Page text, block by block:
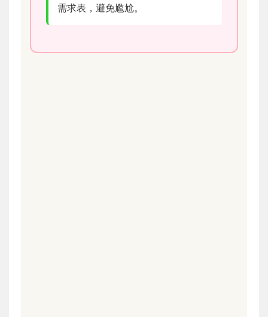
需求表，避免尷尬。